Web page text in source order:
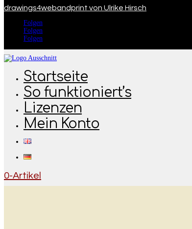
drawings4webandprint von Ulrike Hirsch
Folgen
Folgen
Folgen
Startseite
So funktioniert’s
Lizenzen
Mein Konto
0-Artikel